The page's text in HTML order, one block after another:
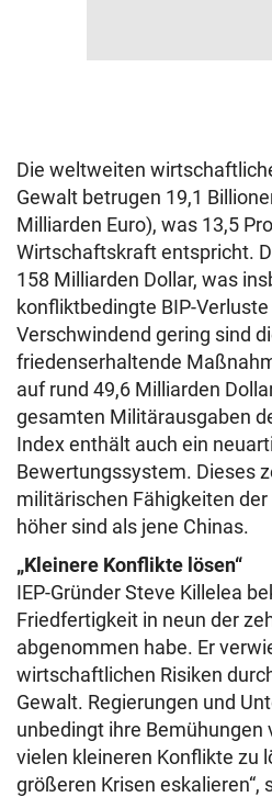
Die weltweiten
Gewalt betrugen 19,1
Milliarden Euro), was 13,5
Wirtschaftskraft entspricht.
158 Milliarden Dollar, was
konfliktbedingte BIP-
Verschwindend gering sind
friedenserhaltende
auf rund 49,6 Milliarden
gesamten Militärausgaben
Index enthält auch ein
Bewertungssystem. Dieses
militärischen Fähigkeiten der
höher sind als jene Chinas.
„Kleinere Konflikte lösen“
IEP-Gründer Steve Killelea
Friedfertigkeit in neun der
abgenommen habe. Er
wirtschaftlichen Risiken
Gewalt. Regierungen und
unbedingt ihre Bemühungen
vielen kleineren Konflikte zu
größeren Krisen eskalieren“,